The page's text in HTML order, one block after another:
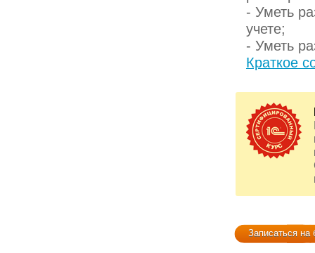
- Уметь
учете;
- Уметь
Краткое
Записаться на